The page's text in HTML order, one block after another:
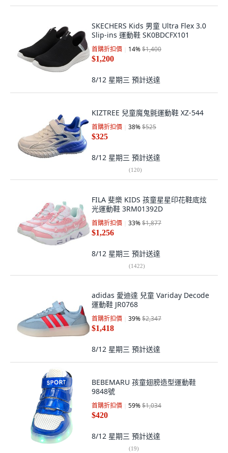
SKECHERS Kids 男童 Ultra Flex 3.0
Slip-ins 運動鞋 SK0BDCFX101
首購折扣價 14%$1,400
$1,200
8/12 星期三 預計送達
KIZTREE 兒童魔鬼氈運動鞋 XZ-544
首購折扣價 38%$525
$325
8/12 星期三 預計送達
(120)
FILA 斐樂 KIDS 孩童星星印花鞋底炫
光運動鞋 3RM01392D
首購折扣價 33%$1,877
$1,256
8/12 星期三 預計送達
(1422)
adidas 愛迪達 兒童 Variday Decode
運動鞋 JR0768
首購折扣價 39%$2,347
$1,418
8/12 星期三 預計送達
BEBEMARU 孩童翅膀造型運動鞋
9848號
首購折扣價 59%$1,034
$420
8/12 星期三 預計送達
(19)